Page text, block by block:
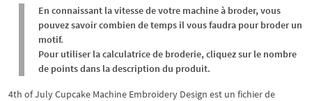
En connaissant la vitesse de votre machine à broder, vous
pouvez savoir combien de temps il vous faudra pour broder un
motif.
Pour utiliser la calculatrice de broderie, cliquez sur le nombre
de points dans la description du produit.
4th of July Cupcake Machine Embroidery Design est un fichier de